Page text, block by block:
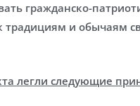
гражданско-
традициям и обычаям
легли следующие